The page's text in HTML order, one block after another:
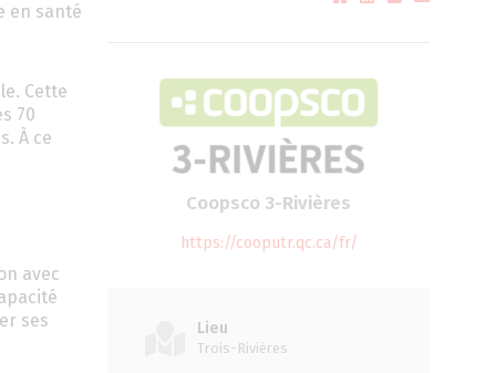
en santé
Cette
70
À ce
avec
ses
Coopsco 3-Rivières
https://cooputr.qc.ca/fr/
Lieu
Trois-Rivières